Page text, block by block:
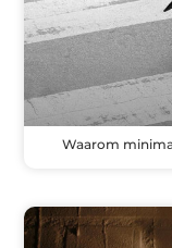
Waarom